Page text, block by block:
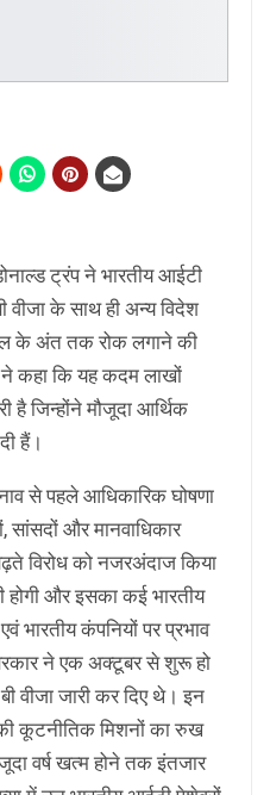
ट्रंप ने भारतीय आईटी
वीजा के साथ ही अन्य विदेश
के अंत तक रोक लगाने की
कहा कि यह कदम लाखों
है जिन्होंने मौजूदा आर्थिक
हैं।
से पहले आधिकारिक घोषणा
सांसदों और मानवाधिकार
विरोध को नजरअंदाज किया
होगी और इसका कई भारतीय
भारतीय कंपनियों पर प्रभाव
ने एक अक्टूबर से शुरू हो
वीजा जारी कर दिए थे। इन
कूटनीतिक मिशनों का रुख
वर्ष खत्म होने तक इंतजार